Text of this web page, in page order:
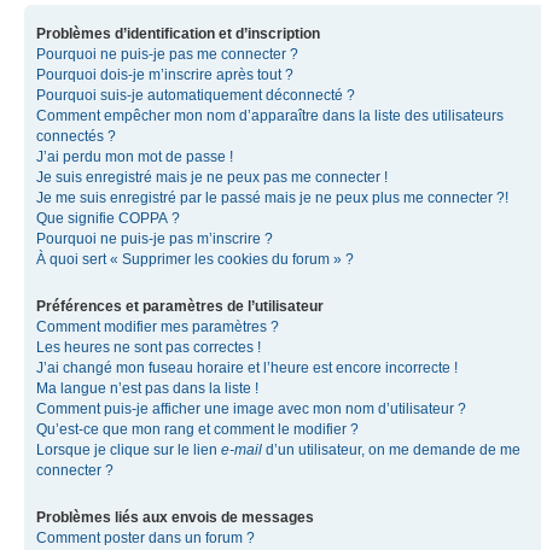
Problèmes d’identification et d’inscription
Pourquoi ne puis-je pas me connecter ?
Pourquoi dois-je m’inscrire après tout ?
Pourquoi suis-je automatiquement déconnecté ?
Comment empêcher mon nom d’apparaître dans la liste des utilisateurs
connectés ?
J’ai perdu mon mot de passe !
Je suis enregistré mais je ne peux pas me connecter !
Je me suis enregistré par le passé mais je ne peux plus me connecter ?!
Que signifie COPPA ?
Pourquoi ne puis-je pas m’inscrire ?
À quoi sert « Supprimer les cookies du forum » ?
Préférences et paramètres de l’utilisateur
Comment modifier mes paramètres ?
Les heures ne sont pas correctes !
J’ai changé mon fuseau horaire et l’heure est encore incorrecte !
Ma langue n’est pas dans la liste !
Comment puis-je afficher une image avec mon nom d’utilisateur ?
Qu’est-ce que mon rang et comment le modifier ?
Lorsque je clique sur le lien e-mail d’un utilisateur, on me demande de me
connecter ?
Problèmes liés aux envois de messages
Comment poster dans un forum ?